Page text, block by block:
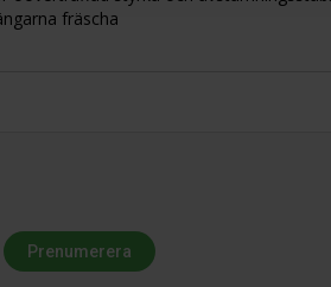
fräscha